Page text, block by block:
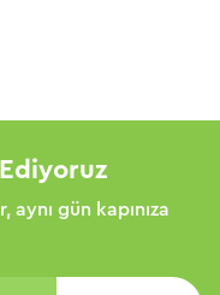
aynı gün kapınıza